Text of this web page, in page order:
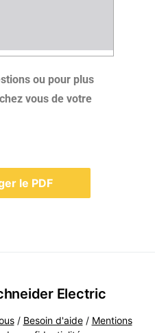
ou pour plus
vous de votre
le PDF
Electric
/ Besoin d'aide/ Mentions